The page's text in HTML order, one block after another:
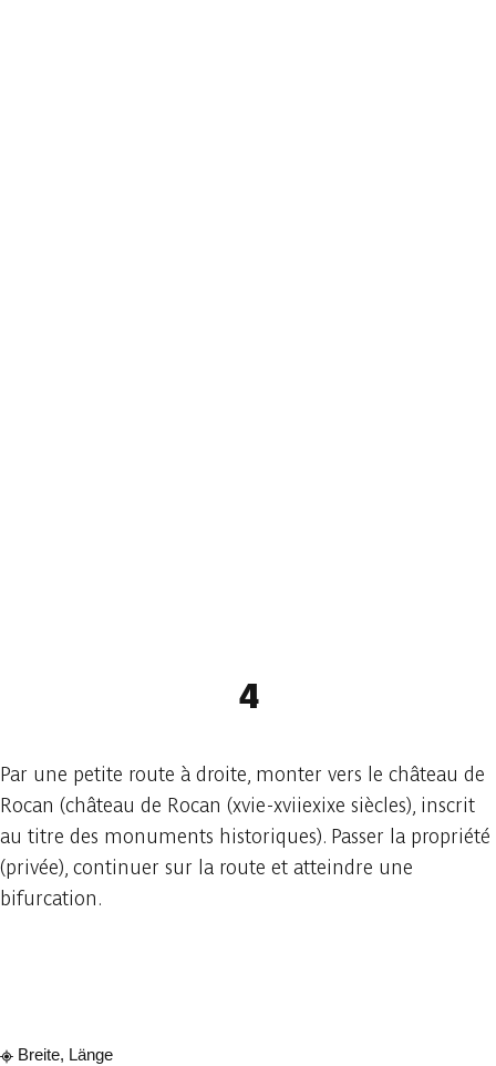
4
Par une petite route à droite, monter vers le château de
Rocan (château de Rocan (xvie-xviiexixe siècles), inscrit
au titre des monuments historiques). Passer la propriété
(privée), continuer sur la route et atteindre une
bifurcation.
Breite, Länge